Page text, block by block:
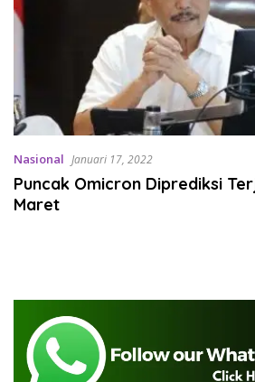
Nasional Januari 17, 2022
Puncak Omicron Diprediksi
Maret